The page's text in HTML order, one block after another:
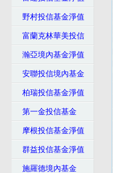
野村投信基金淨值
富蘭克林華美投信
瀚亞境內基金淨值
安聯投信境內基金
柏瑞投信基金淨值
第一金投信基金
摩根投信基金淨值
群益投信基金淨值
施羅德境內基金